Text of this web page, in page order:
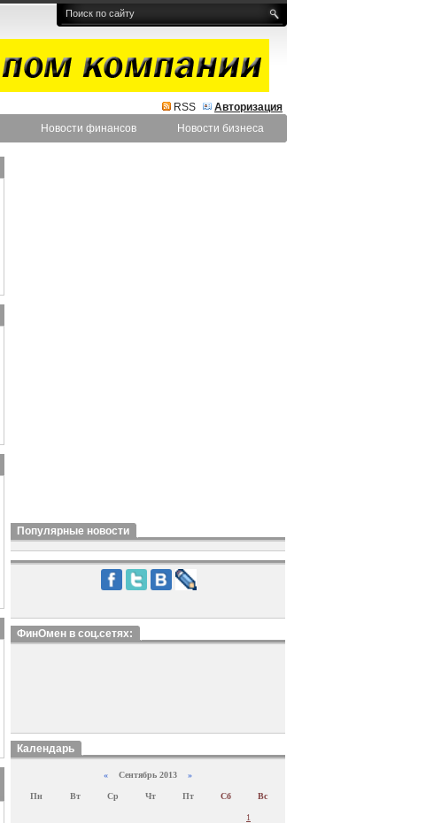
RSS
Авторизация
Новости финансов Новости бизнеса
Популярные новости
ФинОмен в соц.сетях:
Календарь
« Сентябрь 2013 »
Пн Вт Ср Чт Пт Сб Вс
1